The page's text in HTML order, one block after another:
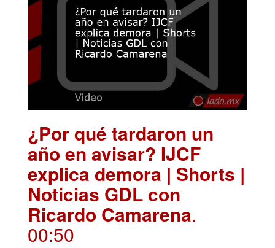
¿Por qué tardaron un
año en avisar? IJCF
explica demora | Shorts |
Noticias GDL con
Ricardo Camarena.
00:50